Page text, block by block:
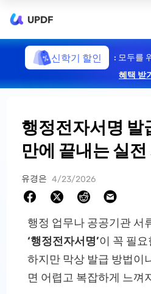
UPDF
신학기 할인
: 모두를
혜택 받
행정전자서명 발
만에 끝내는 실
유경은 4/23/2026
행정 업무나 공공기관 서
‘행정전자서명’이 꼭 필
하지만 막상 발급 방법이
면 어렵고 복잡하게 느껴